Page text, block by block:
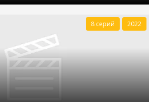
8 серий 2022